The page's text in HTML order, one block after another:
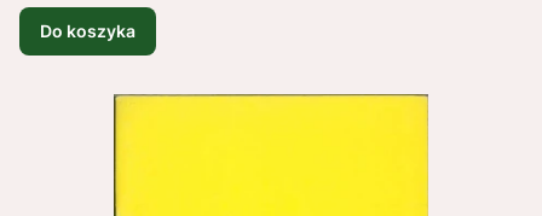
Do koszyka